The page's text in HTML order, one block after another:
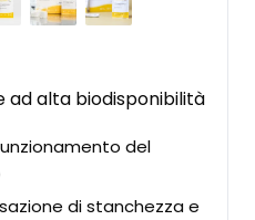
ad alta biodisponibilità
del
di stanchezza e